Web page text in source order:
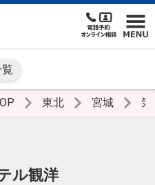
東北 宮城 気
ル観洋